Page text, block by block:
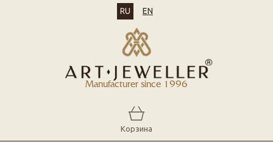
Manufacturer since 1996
RU EN
Корзина